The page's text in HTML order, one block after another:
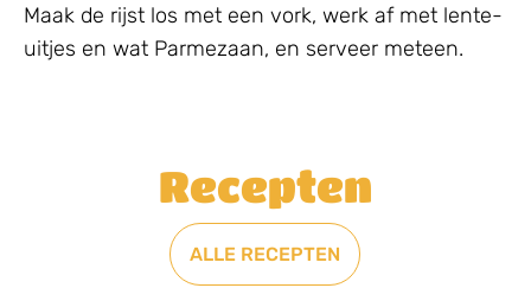
Maak de rijst los met een vork, werk af met lente-
uitjes en wat Parmezaan, en serveer meteen.
Recepten
ALLE RECEPTEN